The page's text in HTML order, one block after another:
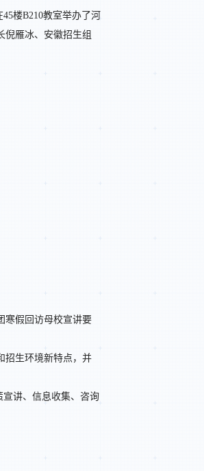
楼B210教室举办了河
倪雁冰、安徽招生组
寒假回访母校宣讲要
招生环境新特点，并
讲、信息收集、咨询